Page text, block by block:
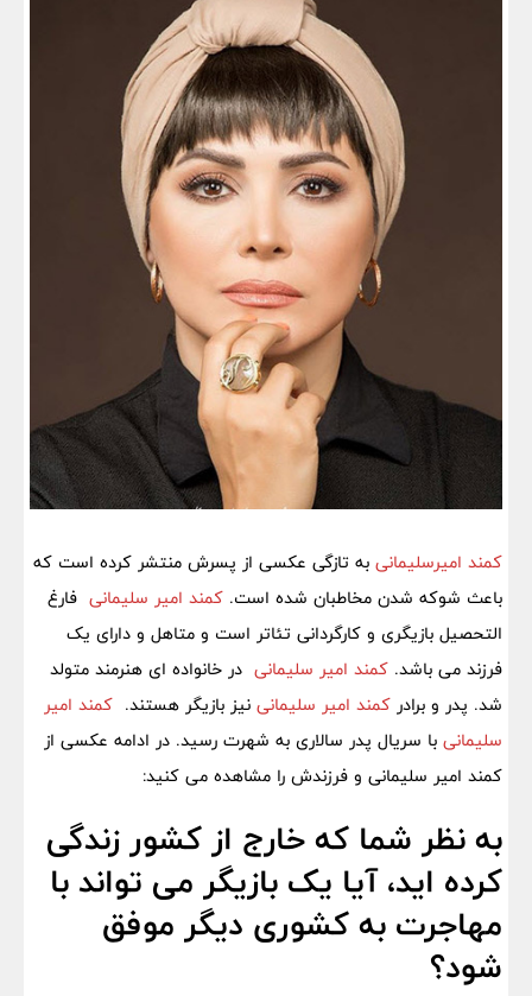
کمند امیرسلیمانی به تازگی عکسی از پسرش منتشر کرده است که
باعث شوکه شدن مخاطبان شده است. کمند امیر سلیمانی فارغ
التحصیل بازیگری و کارگردانی تئاتر است و متاهل و دارای یک
فرزند می باشد. کمند امیر سلیمانی در خانواده ای هنرمند متولد
شد. پدر و برادر کمند امیر سلیمانی نیز بازیگر هستند. کمند امیر
سلیمانی با سریال پدر سالاری به شهرت رسید. در ادامه عکسی از
کمند امیر سلیمانی و فرزندش را مشاهده می کنید:
به نظر شما که خارج از کشور زندگی
کرده اید، آیا یک بازیگر می تواند با
مهاجرت به کشوری دیگر موفق
شود؟